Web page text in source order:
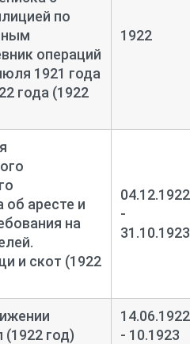
по
операций
1921 года
года (1922
1922
об аресте и
на
и скот (1922
04.12.1922
-
31.10.1923
год)
14.06.1922
- 10.1923